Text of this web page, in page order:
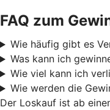
FAQ zum
Wie häufig gibt es
Was kann ich
Wie viel kann ich
Wie werden die
Der Loskauf ist ab